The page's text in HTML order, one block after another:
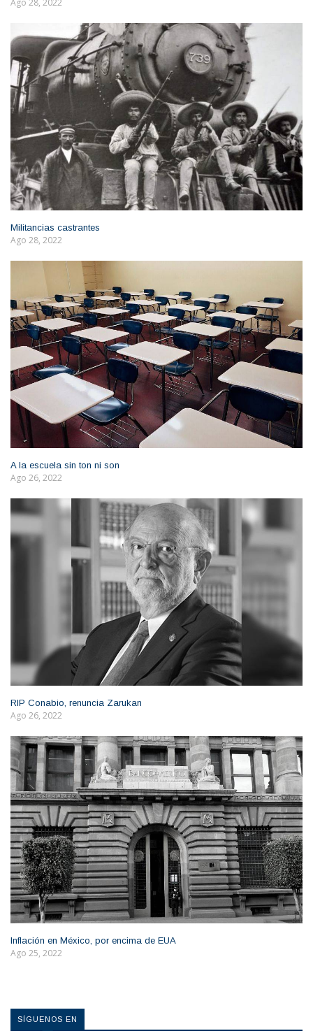
Ago 28, 2022
Militancias castrantes
Ago 28, 2022
A la escuela sin ton ni son
Ago 26, 2022
RIP Conabio, renuncia Zarukan
Ago 26, 2022
Inflación en México, por encima de EUA
Ago 25, 2022
SÍGUENOS EN